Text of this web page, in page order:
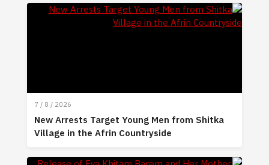
7 / 8 / 2026
New Arrests Target Young Men from Shitka
Village in the Afrin Countryside